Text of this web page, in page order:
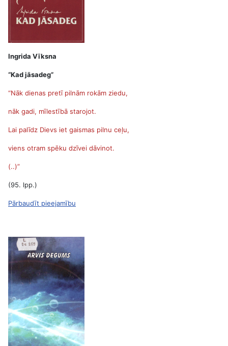
Ingrida Vīksna
“Kad jāsadeg”
“Nāk dienas pretī pilnām rokām ziedu,
nāk gadi, mīlestībā starojot.
Lai palīdz Dievs iet gaismas pilnu ceļu,
viens otram spēku dzīvei dāvinot.
(..)”
(95. lpp.)
Pārbaudīt pieejamību